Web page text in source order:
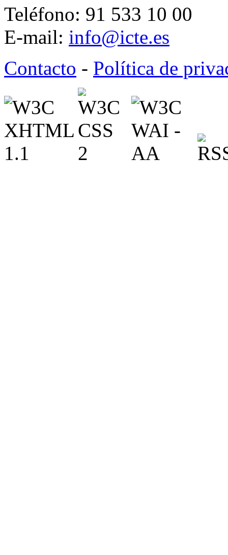
Teléfono: 91 533 10 00
E-mail: info@icte.es
Contacto - Política de